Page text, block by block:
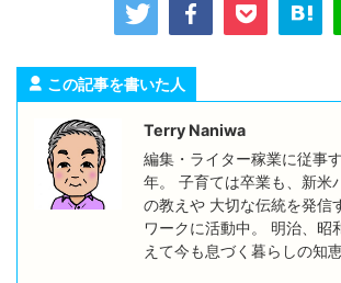
この記事を書いた人
Terry Naniwa
編集・ライター稼業に従事
年。 子育ては卒業も、新米
の教えや 大切な伝統を発信
ワークに活動中。 明治、昭
えて今も息づく暮らしの知